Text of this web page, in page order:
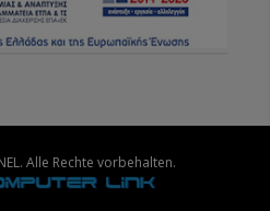
Alle Rechte vorbehalten.